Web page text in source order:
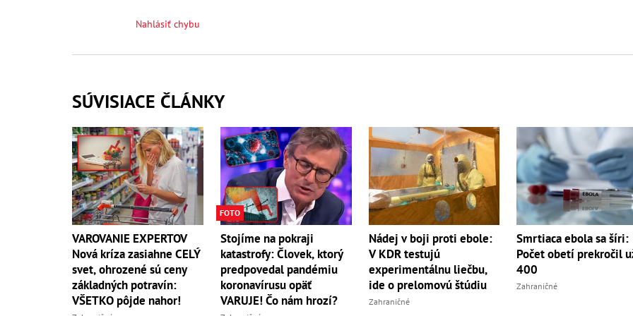
Nahlásiť chybu
SÚVISIACE ČLÁNKY
VAROVANIE EXPERTOV
Nová kríza zasiahne CELÝ
svet, ohrozené sú ceny
základných potravín:
VŠETKO pôjde nahor!
FOTO
Stojíme na pokraji
katastrofy: Človek, ktorý
predpovedal pandémiu
koronavírusu opäť
VARUJE! Čo nám hrozí?
Nádej v boji proti ebole:
V KDR testujú
experimentálnu liečbu,
ide o prelomovú štúdiu
Zahraničné
Smrtiaca ebola sa šíri:
Počet obetí prekročil
400
Zahraničné